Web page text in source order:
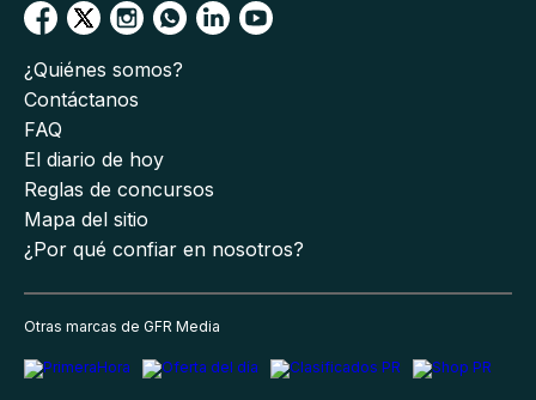
¿Quiénes somos?
Contáctanos
FAQ
El diario de hoy
Reglas de concursos
Mapa del sitio
¿Por qué confiar en nosotros?
Otras marcas de GFR Media